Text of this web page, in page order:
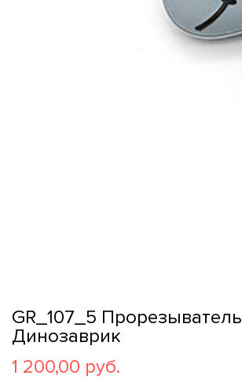
GR_107_5 Прорезыватель
Динозаврик
1 200,00 руб.